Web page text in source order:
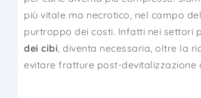
più vitale ma necrotico, nel campo
purtroppo dei costi. Infatti nei settori
dei cibi, diventa necessaria, oltre la
evitare fratture post-